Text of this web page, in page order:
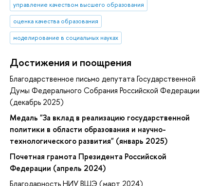
управление качеством высшего образования
оценка качества образования
моделирование в социальных науках
Достижения и поощрения
Благодарственное письмо депутата Государственной
Думы Федерального Собрания Российской Федерации
(декабрь 2025)
Медаль "За вклад в реализацию государственной
политики в области образования и научно-
технологического развития" (январь 2025)
Почетная грамота Президента Российской
Федерации (апрель 2024)
Благодарность НИУ ВШЭ (март 2024)